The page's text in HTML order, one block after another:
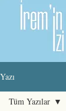
Yazı
Tüm Yazılar